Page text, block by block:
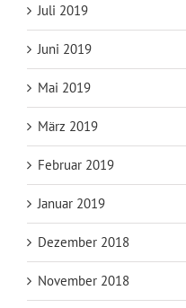
Juli 2019
Juni 2019
Mai 2019
März 2019
Februar 2019
Januar 2019
Dezember 2018
November 2018